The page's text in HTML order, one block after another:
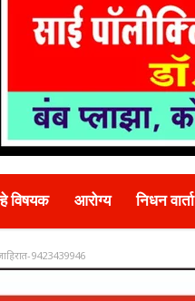
विषयक आरोग्य निधन वार्ता
9423439946